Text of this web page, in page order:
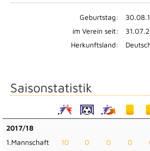
Geburtstag:
im Verein seit:
Herkunftsland:
Saisonstatistik
2017/18
1.Mannschaft
10 0 0 0